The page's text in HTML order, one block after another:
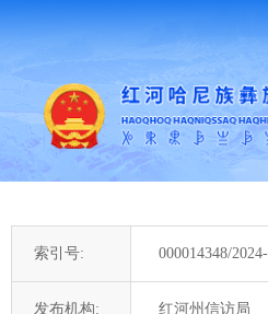
索引号: 000014348/
发布机构: 红河州信访局